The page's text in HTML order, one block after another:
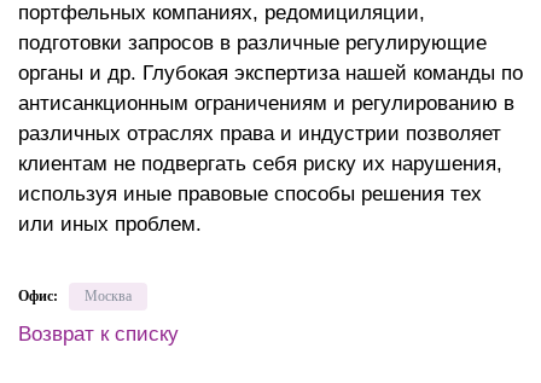
портфельных компаниях, редомициляции,
подготовки запросов в различные регулирующие
органы и др. Глубокая экспертиза нашей команды по
антисанкционным ограничениям и регулированию в
различных отраслях права и индустрии позволяет
клиентам не подвергать себя риску их нарушения,
используя иные правовые способы решения тех
или иных проблем.
Офис: Москва
Возврат к списку